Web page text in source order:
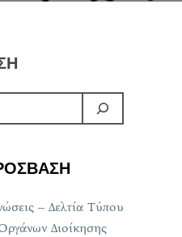
– Δελτία Τύπου
Διοίκησης